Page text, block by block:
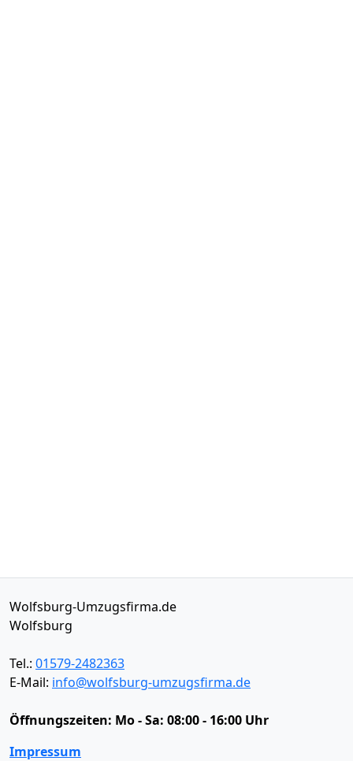
Wolfsburg-Umzugsfirma.de
Wolfsburg
Tel.: 01579-2482363
E-Mail: info@wolfsburg-umzugsfirma.de
Öffnungszeiten: Mo - Sa: 08:00 - 16:00 Uhr
Impressum